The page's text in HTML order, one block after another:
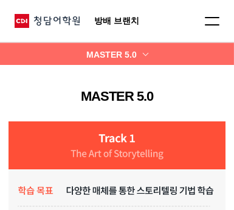
방배 브랜치
MASTER 5.0
MASTER 5.0